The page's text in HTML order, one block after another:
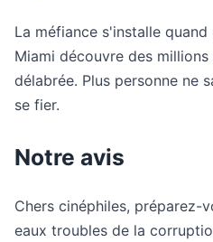
La méfiance s'installe
Miami découvre des
délabrée. Plus personne ne
se fier.
Notre avis
Chers cinéphiles, préparez-
eaux troubles de la